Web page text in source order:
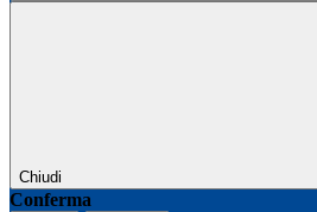
Chiudi
Conferma